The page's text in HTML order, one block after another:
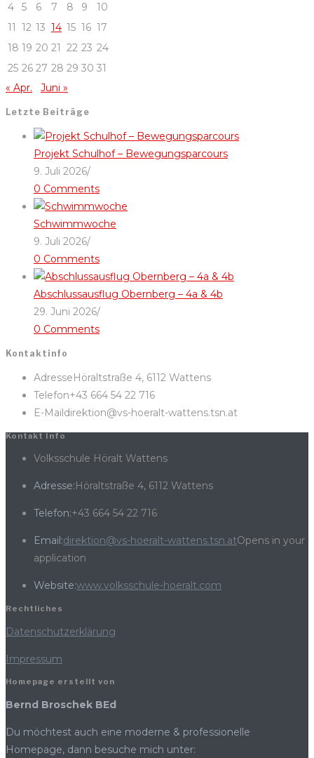
4
5 6 7 8 9
10
11 12 13 14 15 16 17
18 19 20 21 22 23 24
25 26 27 28 29 30 31
« Apr.
Juni »
Letzte Beiträge
Projekt Schulhof – Bewegungsparcours
9. Juli 2026/
0 Comments
Schwimmwoche
9. Juli 2026/
0 Comments
Abschlussausflug Obernberg – 4a & 4b
29. Juni 2026/
0 Comments
Kontaktinfo
AdresseHöraltstraße 4, 6112 Wattens
Telefon+43 664 54 22 716
E-Maildirektion@vs-hoeralt-wattens.tsn.at
Kontakt Info
Volksschule Höralt Wattens
Adresse:Höraltstraße 4, 6112 Wattens
Telefon:+43 664 54 22 716
Email:direktion@vs-hoeralt-wattens.tsn.atOpens in your
application
Website:www.volksschule-hoeralt.com
Rechtliches
Datenschutzerklärung
Impressum
Homepage erstellt von
Bernd Broschek BEd
Du möchtest auch eine moderne & professionelle
Homepage, dann besuche mich unter: